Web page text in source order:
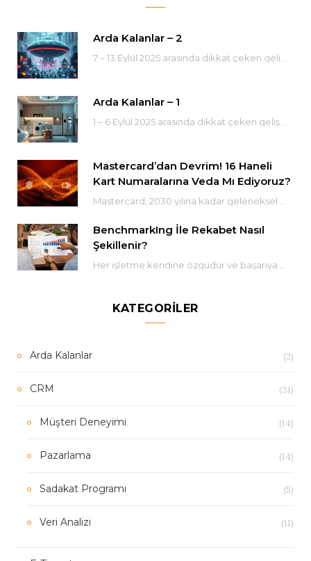
Arda Kalanlar – 2
Arda Kalanlar – 1
Mastercard’dan Devrim! 16 Haneli
Kart Numaralarına Veda Mı Ediyoruz?
BenchmarkIng İle Rekabet Nasıl
Şekillenir?
KATEGORILER
Arda Kalanlar (2)
CRM (31)
Müşteri Deneyimi (14)
Pazarlama (14)
Sadakat Programı (5)
Veri Analizi (11)